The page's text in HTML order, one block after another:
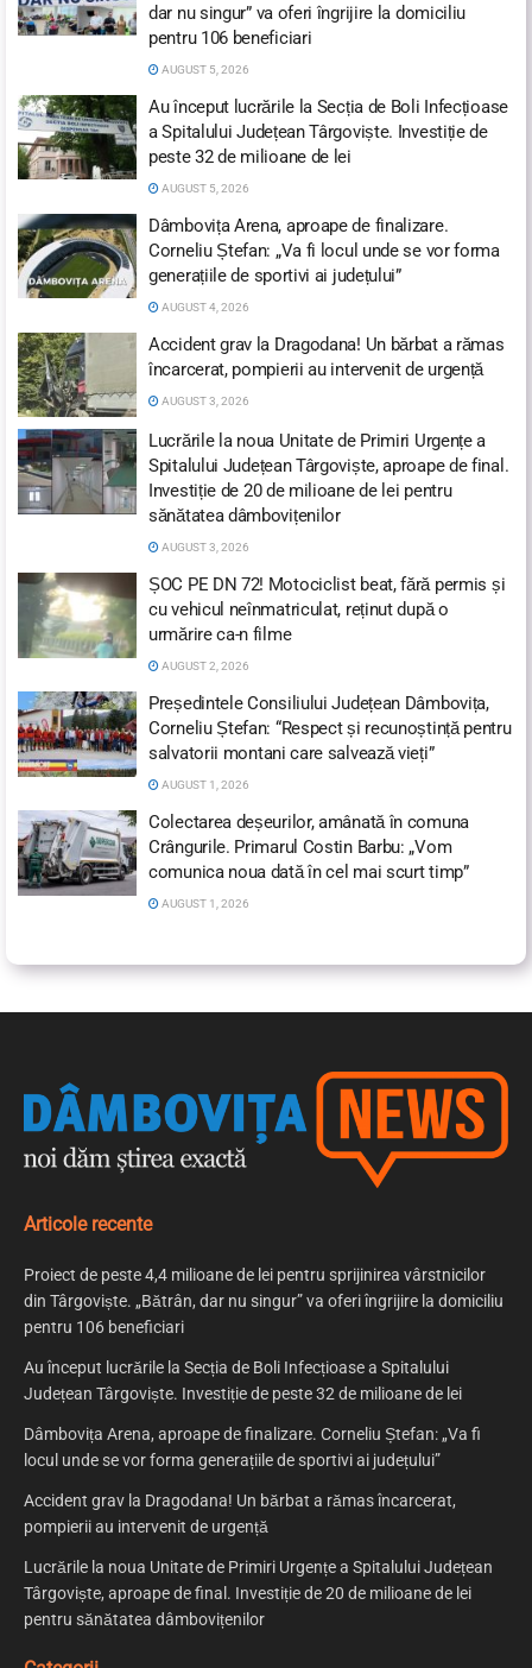
dar nu singur” va oferi îngrijire la domiciliu
pentru 106 beneficiari
AUGUST 5, 2026
Au început lucrările la Secția de Boli Infecțioase
a Spitalului Județean Târgoviște. Investiție de
peste 32 de milioane de lei
AUGUST 5, 2026
Dâmbovița Arena, aproape de finalizare.
Corneliu Ștefan: „Va fi locul unde se vor forma
generațiile de sportivi ai județului”
AUGUST 4, 2026
Accident grav la Dragodana! Un bărbat a rămas
încarcerat, pompierii au intervenit de urgență
AUGUST 3, 2026
Lucrările la noua Unitate de Primiri Urgențe a
Spitalului Județean Târgoviște, aproape de final.
Investiție de 20 de milioane de lei pentru
sănătatea dâmbovițenilor
AUGUST 3, 2026
ȘOC PE DN 72! Motociclist beat, fără permis și
cu vehicul neînmatriculat, reținut după o
urmărire ca-n filme
AUGUST 2, 2026
Președintele Consiliului Județean Dâmbovița,
Corneliu Ștefan: “Respect și recunoștință pentru
salvatorii montani care salvează vieți”
AUGUST 1, 2026
Colectarea deșeurilor, amânată în comuna
Crângurile. Primarul Costin Barbu: „Vom
comunica noua dată în cel mai scurt timp”
AUGUST 1, 2026
Articole recente
Proiect de peste 4,4 milioane de lei pentru sprijinirea vârstnicilor
din Târgoviște. „Bătrân, dar nu singur” va oferi îngrijire la domiciliu
pentru 106 beneficiari
Au început lucrările la Secția de Boli Infecțioase a Spitalului
Județean Târgoviște. Investiție de peste 32 de milioane de lei
Dâmbovița Arena, aproape de finalizare. Corneliu Ștefan: „Va fi
locul unde se vor forma generațiile de sportivi ai județului”
Accident grav la Dragodana! Un bărbat a rămas încarcerat,
pompierii au intervenit de urgență
Lucrările la noua Unitate de Primiri Urgențe a Spitalului Județean
Târgoviște, aproape de final. Investiție de 20 de milioane de lei
pentru sănătatea dâmbovițenilor